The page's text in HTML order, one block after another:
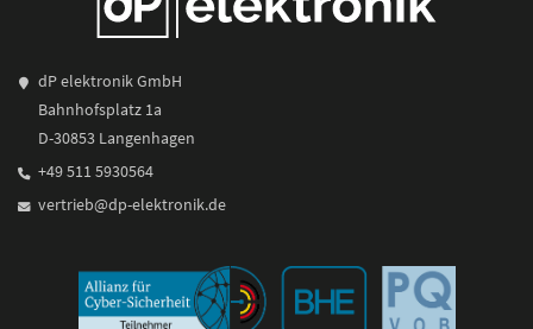
dP elektronik GmbH
Bahnhofsplatz 1a
D-30853 Langenhagen
+49 511 5930564
vertrieb@dp-elektronik.de